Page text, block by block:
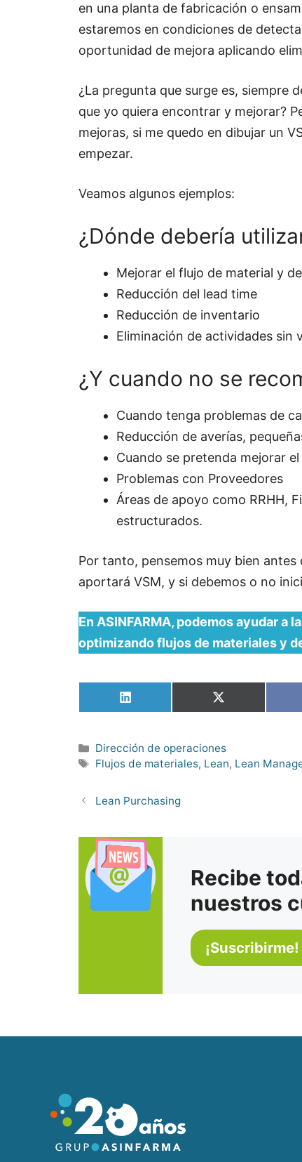
en una planta de fabricación o
estaremos en condiciones de
oportunidad de mejora aplicando
¿La pregunta que surge es, siempre
que yo quiera encontrar y mejorar?
mejoras, si me quedo en dibujar un
empezar.
Veamos algunos ejemplos:
¿Dónde debería
Mejorar el flujo de material y
Reducción del lead time
Reducción de inventario
Eliminación de actividades sin
¿Y cuando no se
Cuando tenga problemas de
Reducción de averías,
Cuando se pretenda mejorar
Problemas con Proveedores
Áreas de apoyo como RRHH,
estructurados.
Por tanto, pensemos muy bien
aportará VSM, y si debemos o no
En ASINFARMA, podemos ayudar a
optimizando flujos de materiales y
Compartir
en
Compartir
en
Categorías
Dirección de operaciones
Etiquetas
Flujos de materiales, Lean, Lean
Lean Purchasing
Recibe
nuestros